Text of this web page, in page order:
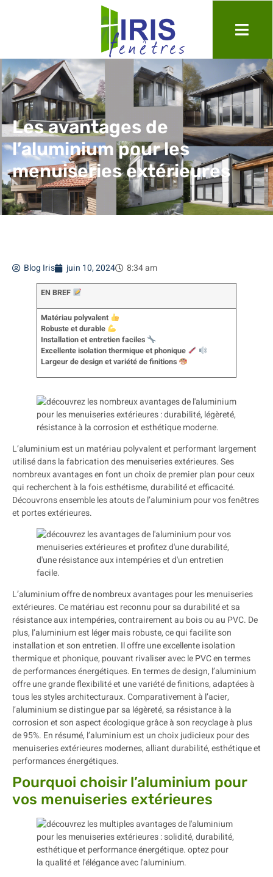
Les avantages de
l’aluminium pour les
menuiseries extérieures
Blog Iris juin 10, 2024 8:34 am
EN BREF
Matériau polyvalent
Robuste et durable
Installation et entretien faciles
Excellente isolation thermique et phonique
Largeur de design et variété de finitions
L’aluminium est un matériau polyvalent et performant largement
utilisé dans la fabrication des menuiseries extérieures. Ses
nombreux avantages en font un choix de premier plan pour ceux
qui recherchent à la fois esthétisme, durabilité et efficacité.
Découvrons ensemble les atouts de l’aluminium pour vos fenêtres
et portes extérieures.
L’aluminium offre de nombreux avantages pour les menuiseries
extérieures. Ce matériau est reconnu pour sa durabilité et sa
résistance aux intempéries, contrairement au bois ou au PVC. De
plus, l’aluminium est léger mais robuste, ce qui facilite son
installation et son entretien. Il offre une excellente isolation
thermique et phonique, pouvant rivaliser avec le PVC en termes
de performances énergétiques. En termes de design, l’aluminium
offre une grande flexibilité et une variété de finitions, adaptées à
tous les styles architecturaux. Comparativement à l’acier,
l’aluminium se distingue par sa légèreté, sa résistance à la
corrosion et son aspect écologique grâce à son recyclage à plus
de 95%. En résumé, l’aluminium est un choix judicieux pour des
menuiseries extérieures modernes, alliant durabilité, esthétique et
performances énergétiques.
Pourquoi choisir l’aluminium pour
vos menuiseries extérieures